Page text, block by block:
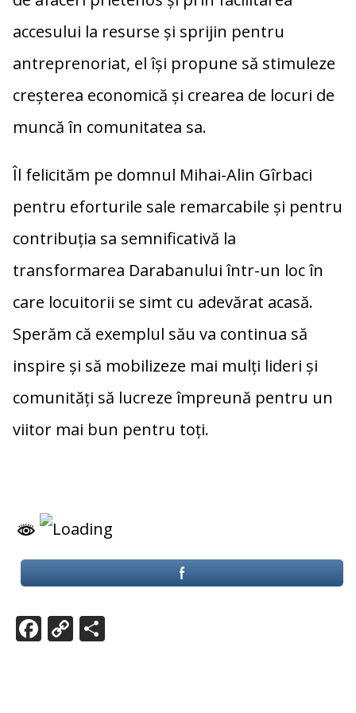
accesului la resurse și sprijin pentru
antreprenoriat, el își propune să stimuleze
creșterea economică și crearea de locuri de
muncă în comunitatea sa.
Îl felicităm pe domnul Mihai-Alin Gîrbaci
pentru eforturile sale remarcabile și pentru
contribuția sa semnificativă la
transformarea Darabanului într-un loc în
care locuitorii se simt cu adevărat acasă.
Sperăm că exemplul său va continua să
inspire și să mobilizeze mai mulți lideri și
comunități să lucreze împreună pentru un
viitor mai bun pentru toți.
F C P